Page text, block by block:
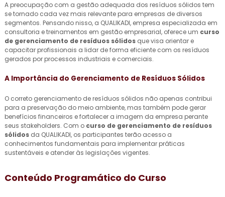
A preocupação com a gestão adequada dos resíduos sólidos tem
se tornado cada vez mais relevante para empresas de diversos
segmentos. Pensando nisso, a QUALIKADI, empresa especializada em
consultoria e treinamentos em gestão empresarial, oferece um curso
de gerenciamento de resíduos sólidos que visa orientar e
capacitar profissionais a lidar de forma eficiente com os resíduos
gerados por processos industriais e comerciais.
A Importância do Gerenciamento de Resíduos Sólidos
O correto gerenciamento de resíduos sólidos não apenas contribui
para a preservação do meio ambiente, mas também pode gerar
benefícios financeiros e fortalecer a imagem da empresa perante
seus stakeholders. Com o curso de gerenciamento de resíduos
sólidos da QUALIKADI, os participantes terão acesso a
conhecimentos fundamentais para implementar práticas
sustentáveis e atender às legislações vigentes.
Conteúdo Programático do Curso